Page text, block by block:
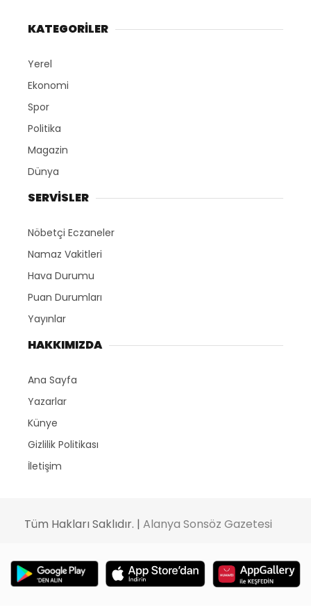
KATEGORİLER
Yerel
Ekonomi
Spor
Politika
Magazin
Dünya
SERVİSLER
Nöbetçi Eczaneler
Namaz Vakitleri
Hava Durumu
Puan Durumları
Yayınlar
HAKKIMIZDA
Ana Sayfa
Yazarlar
Künye
Gizlilik Politikası
İletişim
Tüm Hakları Saklıdır. | Alanya Sonsöz Gazetesi